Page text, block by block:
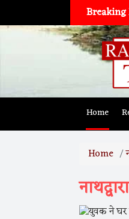
Breaking
Home
Home